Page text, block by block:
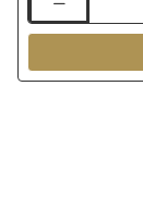
ластик
Slip